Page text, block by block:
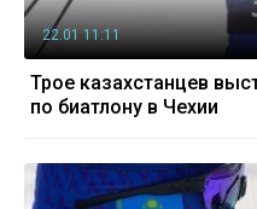
22.01 11:11
Трое казахстанцев
по биатлону в Чехии